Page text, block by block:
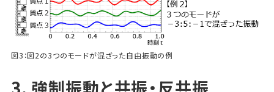
図3：図2の3つのモードが混ざった自由振動の例